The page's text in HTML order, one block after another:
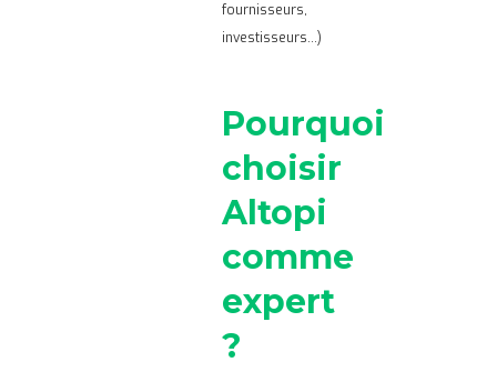
fournisseurs,
investisseurs…)
Pourquoi
choisir
Altopi
comme
expert
?